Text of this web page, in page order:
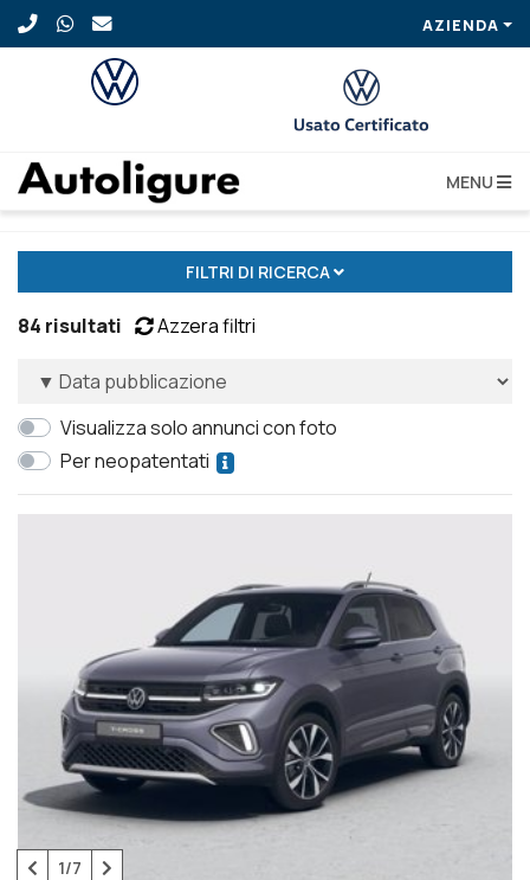
AZIENDA
MENU
Nuove
FILTRI DI RICERCA
84 risultati Azzera filtri
Visualizza solo annunci con foto
Per neopatentati
1/7